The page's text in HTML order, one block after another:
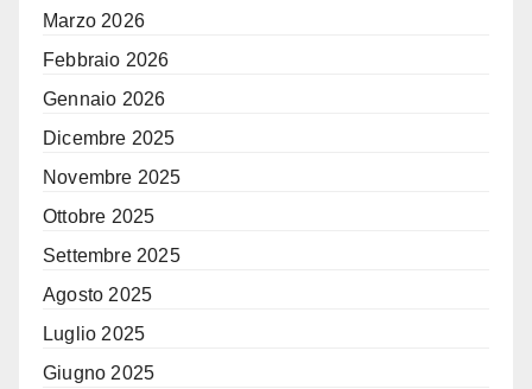
Marzo 2026
Febbraio 2026
Gennaio 2026
Dicembre 2025
Novembre 2025
Ottobre 2025
Settembre 2025
Agosto 2025
Luglio 2025
Giugno 2025